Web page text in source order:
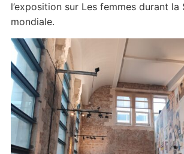
l’exposition sur Les femmes durant la
mondiale.